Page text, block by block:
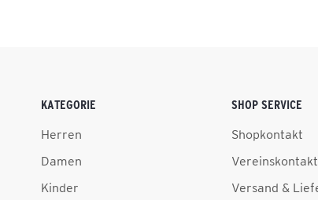
KATEGORIE
Herren
Damen
Kinder
SHOP SERVICE
Shopkontakt
Vereinskontakt
Versand &